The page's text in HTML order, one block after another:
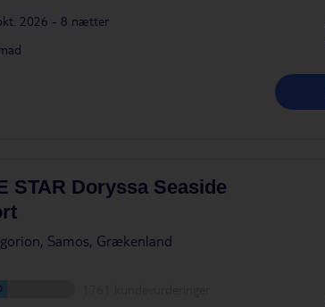
2026 - 8 nætter
STAR Doryssa Seaside
Samos, Grækenland